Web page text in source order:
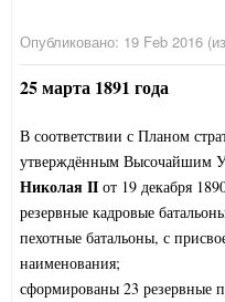
Опубликовано: 19 Feb 2016
25 марта 1891 года
В соответствии с Планом
утверждённым Высочайшим
Николая II от 19 декабря
резервные кадровые
пехотные батальоны, с
наименования;
сформированы 23 резервные